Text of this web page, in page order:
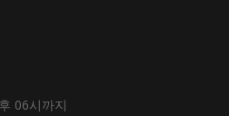
06시까지